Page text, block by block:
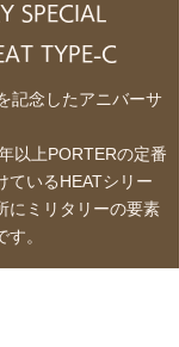
SPECIAL
TYPE-C
記念したアニバーサ
以上PORTERの定番
ているHEATシリー
にミリタリーの要素
。